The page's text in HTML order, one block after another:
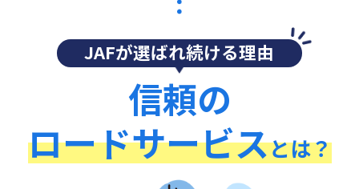
JAFが選ばれ続ける理由
信頼の
ロードサービスとは？